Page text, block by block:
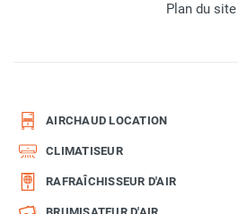
Plan du site
AIRCHAUD LOCATION
CLIMATISEUR
RAFRAÎCHISSEUR D'AIR